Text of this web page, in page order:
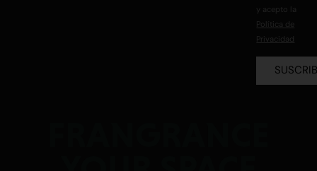
y acepto la
Política de
Privacidad